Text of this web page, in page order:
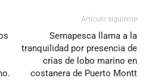
Artículo siguiente
Sernapesca llama a la
tranquilidad por presencia de
crías de lobo marino en
costanera de Puerto Montt